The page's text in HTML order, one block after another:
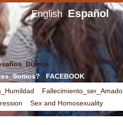
English Español
FACEBOOK
Fallecimiento_ser_Amado
Sex and Homosexuality